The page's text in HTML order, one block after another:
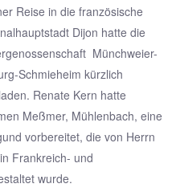
Reise in die französische
Dijon hatte die
Münchweier-
Schmieheim kürzlich
Renate Kern hatte
Meßmer, Mühlenbach, eine
vorbereitet, die von Herrn
Frankreich- und
wurde.